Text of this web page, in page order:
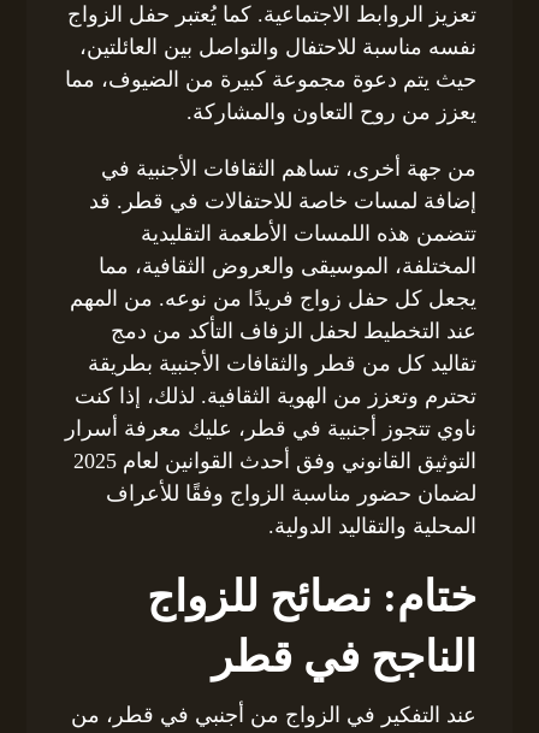
تعزيز الروابط الاجتماعية. كما يُعتبر حفل الزواج
نفسه مناسبة للاحتفال والتواصل بين العائلتين،
حيث يتم دعوة مجموعة كبيرة من الضيوف، مما
يعزز من روح التعاون والمشاركة.
من جهة أخرى، تساهم الثقافات الأجنبية في
إضافة لمسات خاصة للاحتفالات في قطر. قد
تتضمن هذه اللمسات الأطعمة التقليدية
المختلفة، الموسيقى والعروض الثقافية، مما
يجعل كل حفل زواج فريدًا من نوعه. من المهم
عند التخطيط لحفل الزفاف التأكد من دمج
تقاليد كل من قطر والثقافات الأجنبية بطريقة
تحترم وتعزز من الهوية الثقافية. لذلك، إذا كنت
ناوي تتجوز أجنبية في قطر، عليك معرفة أسرار
التوثيق القانوني وفق أحدث القوانين لعام 2025
لضمان حضور مناسبة الزواج وفقًا للأعراف
المحلية والتقاليد الدولية.
ختام: نصائح للزواج
الناجح في قطر
عند التفكير في الزواج من أجنبي في قطر، من